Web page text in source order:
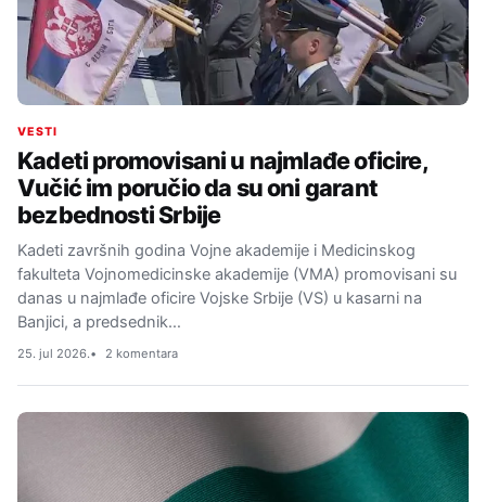
VESTI
Kadeti promovisani u najmlađe oficire,
Vučić im poručio da su oni garant
bezbednosti Srbije
Kadeti završnih godina Vojne akademije i Medicinskog
fakulteta Vojnomedicinske akademije (VMA) promovisani su
danas u najmlađe oficire Vojske Srbije (VS) u kasarni na
Banjici, a predsednik…
25. jul 2026. 2 komentara